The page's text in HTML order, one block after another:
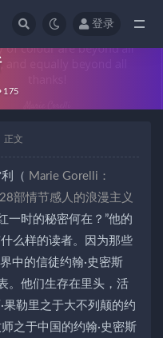
登录
175
正文
（ Marie Gorelli：
部情节感人的浪漫主义
一时的秘密何在？”他的
么样的读者。因为那些
中的信徒约翰·史密斯
。他们生存在里头，活
果勒里之于大不列颠的约
之于中国的约翰·史密斯